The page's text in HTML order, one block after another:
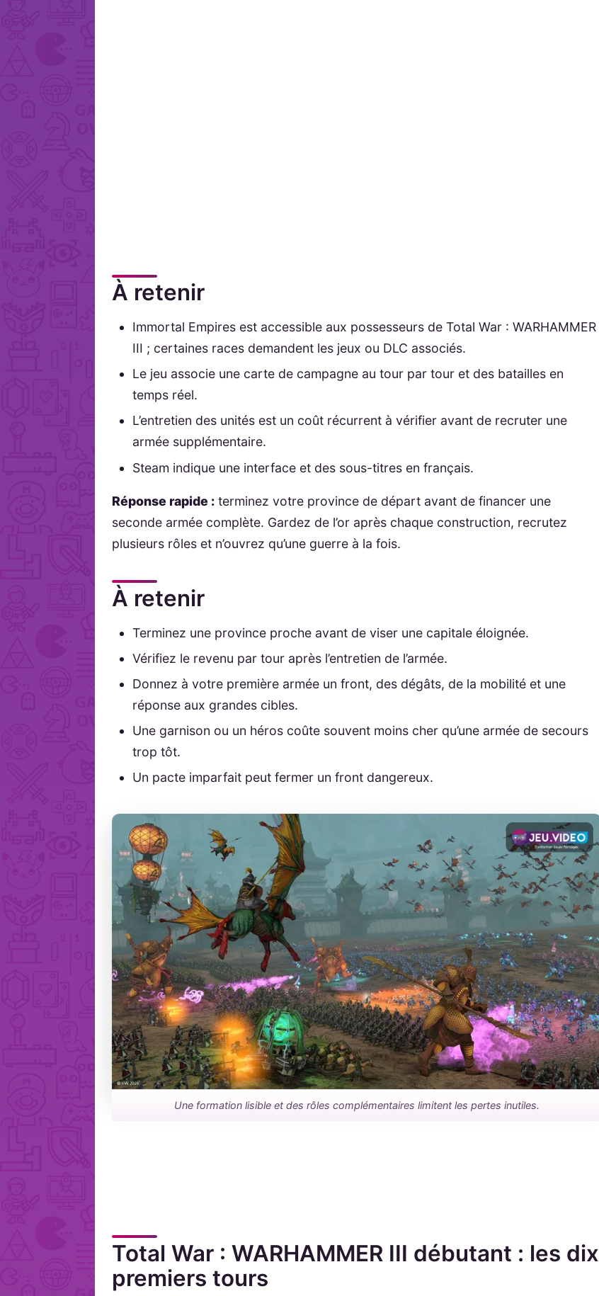
À retenir
Immortal Empires est accessible aux possesseurs de Total War : WARHAMMER
III ; certaines races demandent les jeux ou DLC associés.
Le jeu associe une carte de campagne au tour par tour et des batailles en
temps réel.
L’entretien des unités est un coût récurrent à vérifier avant de recruter une
armée supplémentaire.
Steam indique une interface et des sous-titres en français.
Réponse rapide : terminez votre province de départ avant de financer une
seconde armée complète. Gardez de l’or après chaque construction, recrutez
plusieurs rôles et n’ouvrez qu’une guerre à la fois.
À retenir
Terminez une province proche avant de viser une capitale éloignée.
Vérifiez le revenu par tour après l’entretien de l’armée.
Donnez à votre première armée un front, des dégâts, de la mobilité et une
réponse aux grandes cibles.
Une garnison ou un héros coûte souvent moins cher qu’une armée de secours
trop tôt.
Un pacte imparfait peut fermer un front dangereux.
Une formation lisible et des rôles complémentaires limitent les pertes inutiles.
Total War : WARHAMMER III débutant : les dix
premiers tours